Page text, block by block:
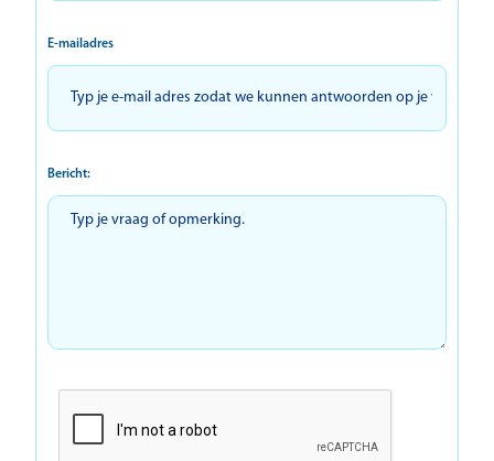
E-mailadres
Bericht: